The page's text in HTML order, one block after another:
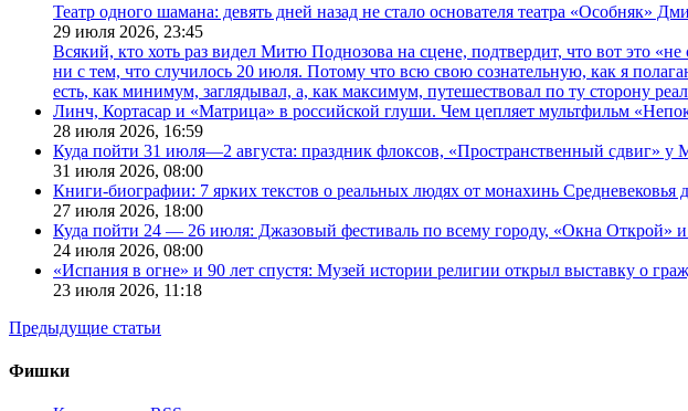
Театр одного шамана: девять дней назад не стало основателя театра «Особняк»
29 июля 2026, 23:45
Всякий, кто хоть раз видел Митю Поднозова на сцене, подтвердит, что вот это
ни с тем, что случилось 20 июля. Потому что всю свою сознательную, как я
есть, как минимум, заглядывал, а, как максимум, путешествовал по ту сторону
Линч, Кортасар и «Матрица» в российской глуши. Чем цепляет мультфильм
28 июля 2026, 16:59
Куда пойти 31 июля—2 августа: праздник флоксов, «Пространственный сдвиг»
31 июля 2026, 08:00
Книги-биографии: 7 ярких текстов о реальных людях от монахинь Средневековья
27 июля 2026, 18:00
Куда пойти 24 — 26 июля: Джазовый фестиваль по всему городу, «Окна
24 июля 2026, 08:00
«Испания в огне» и 90 лет спустя: Музей истории религии открыл выставку о
23 июля 2026, 11:18
Предыдущие статьи
Фишки